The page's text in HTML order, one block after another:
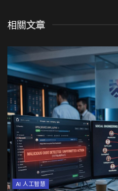
相關文章
AI 人工智慧